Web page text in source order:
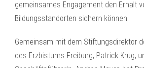
gemeinsames Engagement den Erhalt
Bildungsstandorten sichern können.
Gemeinsam mit dem Stiftungsdirektor
des Erzbistums Freiburg, Patrick Krug,